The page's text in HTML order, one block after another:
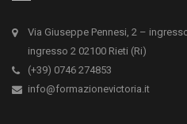
Via Giuseppe Pennesi, 2 –
ingresso 2 02100 Rieti (Ri)
(+39) 0746 274853
info@formazionevictoria.it